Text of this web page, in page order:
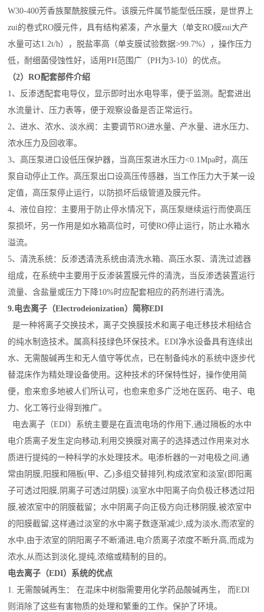
W30-400芳香族聚酰胺膜元件。该膜元件属节能型低压膜，是世界上
zui的卷式RO膜元件，具有结构紧凑，产水量大（单支RO膜zui大产
水量可达1.2t/h），脱盐率高（单支膜试验数据>99.7%），操作压力
低，耐细菌侵蚀性好，适用PH范围广（PH为3-10）的优点。
（2）RO配套部件介绍
1、反渗透配套电导仪，显示即时出水电导率，便于监测。配套进出
水流量计、压力表等，便于观察设备是否正常运行。
2、进水、浓水、淡水阀：主要调节RO进水量、产水量、进水压力、
浓水压力及回收率。
3、高压泵进口设低压保护器，当高压泵进水压力<0.1Mpa时，高压
泵自动停止工作。高压泵出口设高压传感器，当工作压力大于某一设
定值，高压泵停止运行，以防损坏后级管道及膜元件。
4、液位自控：主要用于防止停水情况下，高压泵继续运行而使高压
泵损坏，另一作用是如水箱高位时，可使RO停止运行，防止水箱水
溢流。
5、清洗系统：反渗透清洗系统由清洗水箱、高压水泵、清洗过滤器
组成，在系统中主要用于反渗装置膜元件的清洗，当反渗透装置运行
流量、含盐量或压力下降10%时应配套相应的药剂进行清洗。
9.电去离子（Electrodeionization）简称EDI
是一种将离子交换技术，离子交换膜技术和离子电迁移技术相结合
的纯水制造技术。属高科技绿色环保技术。EDI净水设备具有连续出
水、无需酸碱再生和无人值守等优点，已在制备纯水的系统中逐步代
替混床作为精处理设备使用。这种技术的环保特性好，操作使用简
便，愈来愈多地被人们所认可，也愈来愈多广泛地在医药、电子、电
力、化工等行业得到推广。
电去离子（EDI）系统主要是在直流电场的作用下,通过隔板的水中
电介质离子发生定向移动,利用交换膜对离子的选择透过作用来对水
质进行提纯的一种科学的水处理技术。电渗析器的一对电极之间,通
常由阴膜,阳膜和隔板(甲、乙)多组交替排列,构成浓室和淡室(即阳离
子可透过阳膜,阴离子可透过阴膜).淡室水中阳离子向负极迁移透过阳
膜,被浓室中的阴膜截留；水中阴离子向正极方向迁移阴膜,被浓室中
的阳膜截留,这样通过淡室的水中离子数逐渐减少,成为淡水,而浓室的
水中,由于浓室的阴阳离子不断涌进,电介质离子浓度不断升高,而成为
浓水,从而达到淡化,提纯,浓缩或精制的目的。
电去离子（EDI）系统的优点
1. 无需酸碱再生： 在混床中树脂需要用化学药品酸碱再生， 而EDI
则消除了这些有害物质的处理和繁重的工作。保护了环境。